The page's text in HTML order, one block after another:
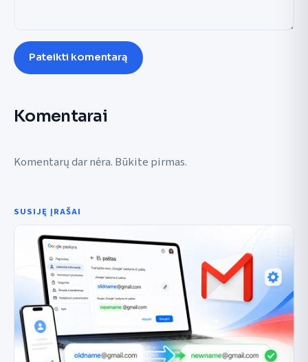
Pateikti komentarą
Komentarai
Komentarų dar nėra. Būkite pirmas.
SUSIJĘ ĮRAŠAI